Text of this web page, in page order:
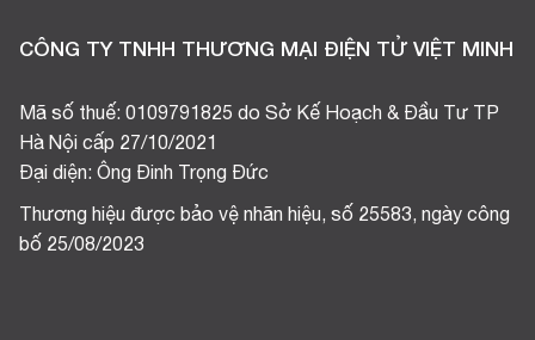
CÔNG TY TNHH THƯƠNG MẠI ĐIỆN TỬ VIỆT MINH
Mã số thuế: 0109791825 do Sở Kế Hoạch & Đầu Tư TP
Hà Nội cấp 27/10/2021
Đại diện: Ông Đinh Trọng Đức
Thương hiệu được bảo vệ nhãn hiệu, số 25583, ngày công
bố 25/08/2023